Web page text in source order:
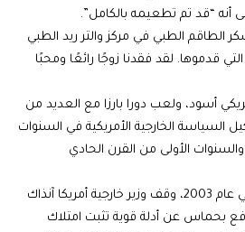
الطاقم الطبي في مركز والتر ريد الطبي
قدموها. لقد فقدنا زوجًا رائعًا ومحبًا
أسود، ولعب دورا بارزا مع العديد من
السياسة الخارجية الأمريكية في السنوات
الأولى من القرن الحادي
وقبيل الحرب على العراق في عام 2003، وقف وزير خارجية أمريكا آنذاك
بحماس عن أدلة قوية تثبت امتلاك